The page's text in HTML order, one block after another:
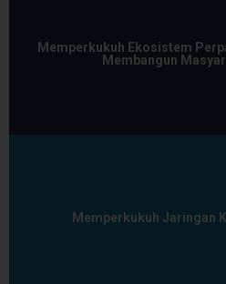
Memperkukuh Ekosistem
Membangun
Memperkukuh Jaringan